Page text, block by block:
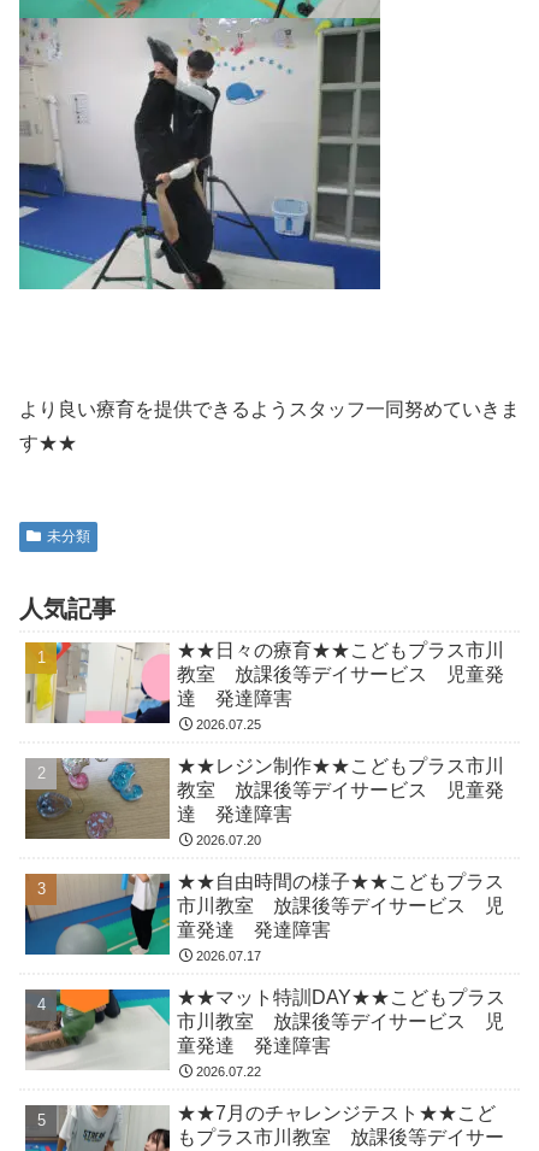
より良い療育を提供できるようスタッフ一同努めていきま
す★★
未分類
人気記事
★★日々の療育★★こどもプラス市川
教室 放課後等デイサービス 児童発
達 発達障害
2026.07.25
★★レジン制作★★こどもプラス市川
教室 放課後等デイサービス 児童発
達 発達障害
2026.07.20
★★自由時間の様子★★こどもプラス
市川教室 放課後等デイサービス 児
童発達 発達障害
2026.07.17
★★マット特訓DAY★★こどもプラス
市川教室 放課後等デイサービス 児
童発達 発達障害
2026.07.22
★★7月のチャレンジテスト★★こど
もプラス市川教室 放課後等デイサー